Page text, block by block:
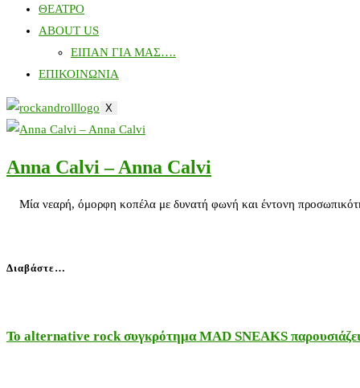
ΘΕΑΤΡΟ
ABOUT US
ΕΙΠΑΝ ΓΙΑ ΜΑΣ….
ΕΠΙΚΟΙΝΩΝΙΑ
X
Anna Calvi – Anna Calvi
Μία νεαρή, όμορφη κοπέλα με δυνατή φωνή και έντονη
Διαβάστε…
Το alternative rock συγκρότημα MAD SNEAKS